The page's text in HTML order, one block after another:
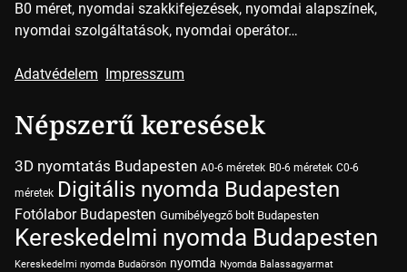
B0 méret, nyomdai szakkifejezések, nyomdai alapszínek,
nyomdai szolgáltatások, nyomdai operátor…
Adatvédelem Impresszum
Népszerű keresések
3D nyomtatás Budapesten A0-6 méretek B0-6 méretek C0-6
méretek Digitális nyomda Budapesten
Fotólabor Budapesten Gumibélyegző bolt Budapesten
Kereskedelmi nyomda Budapesten
Kereskedelmi nyomda Budaörsön nyomda Nyomda Balassagyarmat